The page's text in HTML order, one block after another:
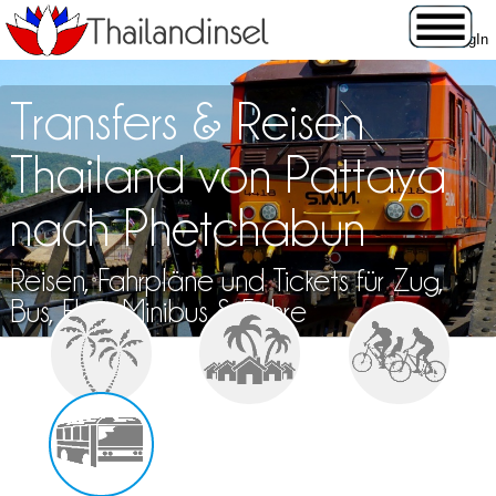
Transfers & Reisen
Thailand von Pattaya
nach Phetchabun
Reisen, Fahrpläne und Tickets für Zug,
Bus, Flug, Minibus & Fähre